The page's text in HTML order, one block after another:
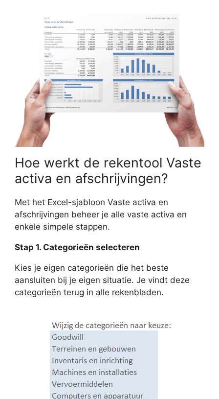
Hoe werkt de rekentool Vaste
activa en afschrijvingen?
Met het Excel-sjabloon Vaste activa en
afschrijvingen beheer je alle vaste activa en
enkele simpele stappen.
Stap 1. Categorieën selecteren
Kies je eigen categorieën die het beste
aansluiten bij je eigen situatie. Je vindt deze
categorieën terug in alle rekenbladen.